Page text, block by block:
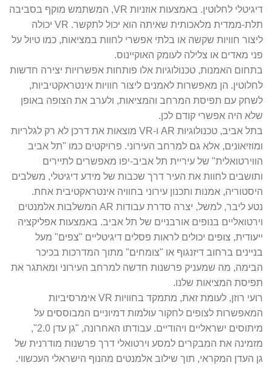
דיגיטלי לחלוטין. באמצעות אוזניות VR, המשתמש מוקף בסביבה
תלת-ממדית מלאכותית שאיתה הוא יכול לתקשר. VR יכולה
ליצור חוויות שקשה או בלתי אפשרי לחוות במציאות, כמו טיול על
פני מאדים או צלילה לעומק האוקיינוס.
בתחום האמנות, טכנולוגיות אלו פותחות אפשרויות יצירה חדשות
לחלוטין. הן מאפשרות לאמנים ליצור חוויות אינטראקטיביות,
לשחק עם תפיסת המרחב והמציאות, ולערב את הצופה באופן
שלא היה אפשרי קודם לכן.
בתל אביב, טכנולוגיות AR ו-VR מוצאות את דרכן לא רק לגלריות
ומוזיאונים, אלא גם למרחב העירוני. פרויקטים כמו "תל אביב
הווירטואלית" של עיריית תל אביב-יפו מאפשרים לתיירים
ותושבים לחוות את העיר דרך שכבות של מידע דיגיטלי, משלבים
היסטוריה, אמנות ותכנון עירוני בחוויה אינטראקטיבית אחת.
נטע ליבר, למשל, יצרה סדרת עבודות AR המשלבות אלמנטים
וירטואליים בנופים אורבניים של תל אביב. באמצעות אפליקציה
ייעודית, צופים יכולים לראות פסלים דיגיטליים "צפים" מעל
בניינים ברחוב דיזנגוף או "צומחים" מתוך המדרכות בכיכר
הבימה, מה שמעניק פרשנות חדשה למרחב העירוני ומאתגר את
תפיסת המציאות שלנו.
רועי רוזן, לעומת זאת, מתמקד בחוויות VR אימרסיביות
המאפשרות לצופים לחקור עולמות דמיוניים המבוססים על
מיתוסים ישראליים ויהודיים. עבודתו האחרונה, "גן עדן 2.0",
מזמינה את המבקרים למסע וירטואלי דרך פרשנות מודרנית של
גן העדן המקראי, תוך שילוב אלמנטים מהנוף הישראלי העכשווי.